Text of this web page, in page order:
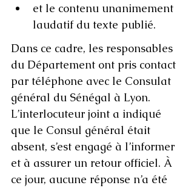
et le contenu unanimement
laudatif du texte publié.
Dans ce cadre, les responsables
du Département ont pris contact
par téléphone avec le Consulat
général du Sénégal à Lyon.
L’interlocuteur joint a indiqué
que le Consul général était
absent, s’est engagé à l’informer
et à assurer un retour officiel. À
ce jour, aucune réponse n’a été